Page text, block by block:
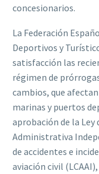
concesionarios.
La Federación
Deportivos y
satisfacción las
régimen de
cambios, que
marinas y puertos
aprobación de la Ley
Administrativa
de accidentes e
aviación civil